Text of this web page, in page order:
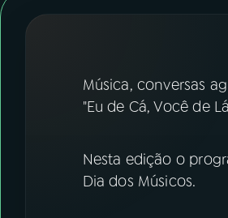
FESTIVAL DE MÚSICA
ACOMPANHE A RÁDIO NACIONAL
Música, conversas
"Eu de Cá, Você de
Nesta edição o
Dia dos Músicos.